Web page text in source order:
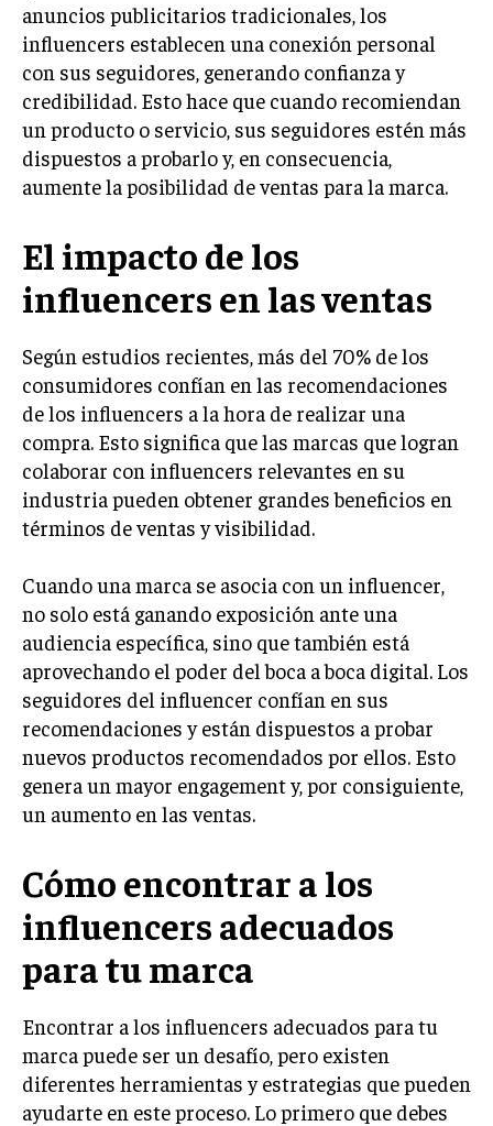
ANÁLISIS DE COMPETENCIA
GESTIÓN DE CLIENTES
EMPRENDIMIENTO
INNOVACIÓN EMPRESARIAL
GESTIÓN DEL CAMBIO
HABILIDADES DIRECTIVAS
EMPRENDIMIENTO
FINANZAS
FINANZAS Y CONTABILIDAD
GESTIÓN DE RECURSOS FINANCIEROS
INVERSIONES Y MERCADOS FINANCIEROS
CONTABILIDAD EMPRESARIAL
ECONOMÍA EMPRESARIAL
INTERNACIONAL
NEGOCIOS INTERNACIONALES
COMERCIO INTERNACIONAL
EXPANSIÓN GLOBAL
IMPORTACIÓN Y EXPORTACIÓN
ALIANZAS ESTRATÉGICAS
TECNOLOGIA
SOSTENIBILIDAD Y MEDIO AMBIENTE
GESTIÓN DE LA INNOVACIÓN TECNOLÓGICA
TRANSFORMACIÓN DIGITAL
ANALÍTICA EMPRESARIAL Y BUSINESS
CIBERSEGURIDAD EMPRESARIAL
anuncios publicitarios tradicionales, los
influencers establecen una conexión personal
con sus seguidores, generando confianza y
credibilidad. Esto hace que cuando recomiendan
un producto o servicio, sus seguidores estén más
dispuestos a probarlo y, en consecuencia,
aumente la posibilidad de ventas para la marca.
El impacto de los
influencers en las ventas
Según estudios recientes, más del 70% de los
consumidores confían en las recomendaciones
de los influencers a la hora de realizar una
compra. Esto significa que las marcas que logran
colaborar con influencers relevantes en su
industria pueden obtener grandes beneficios en
términos de ventas y visibilidad.
Cuando una marca se asocia con un influencer,
no solo está ganando exposición ante una
audiencia específica, sino que también está
aprovechando el poder del boca a boca digital. Los
seguidores del influencer confían en sus
recomendaciones y están dispuestos a probar
nuevos productos recomendados por ellos. Esto
genera un mayor engagement y, por consiguiente,
un aumento en las ventas.
Cómo encontrar a los
influencers adecuados
para tu marca
Encontrar a los influencers adecuados para tu
marca puede ser un desafío, pero existen
diferentes herramientas y estrategias que pueden
ayudarte en este proceso. Lo primero que debes